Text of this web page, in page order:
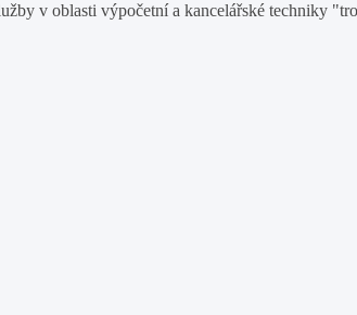
v oblasti výpočetní a kancelářské techniky